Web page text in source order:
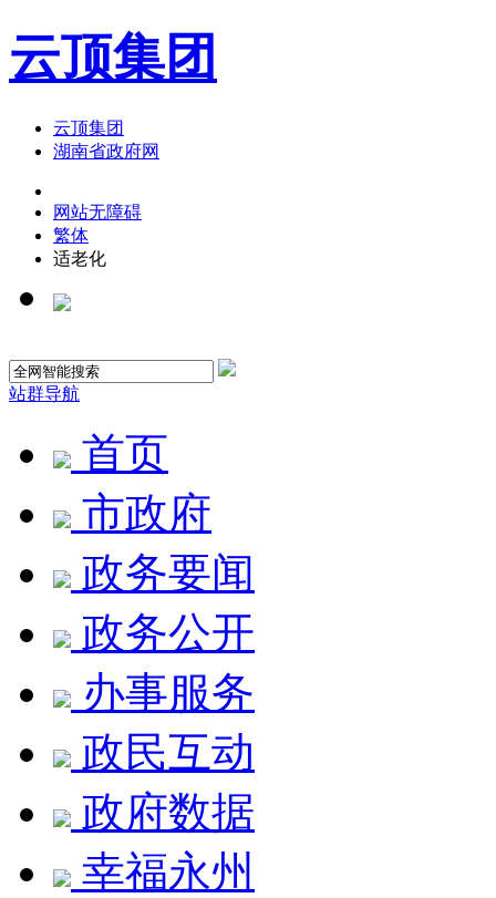
云顶集团
云顶集团
湖南省政府网
网站无障碍
繁体
适老化
站群导航
首页
市政府
政务要闻
政务公开
办事服务
政民互动
政府数据
幸福永州